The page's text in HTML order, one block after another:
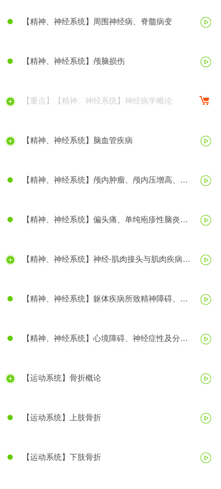
【精神、神经系统】周围神经病、脊髓病变
【精神、神经系统】颅脑损伤
【重点】【精神、神经系统】神经病学概论
【精神、神经系统】脑血管疾病
【精神、神经系统】颅内肿瘤、颅内压增高、脑
【精神、神经系统】偏头痛、单纯疱疹性脑炎、
【精神、神经系统】神经-肌肉接头与肌肉疾病、
【精神、神经系统】躯体疾病所致精神障碍、精
【精神、神经系统】心境障碍、神经症性及分离
【运动系统】骨折概论
【运动系统】上肢骨折
【运动系统】下肢骨折